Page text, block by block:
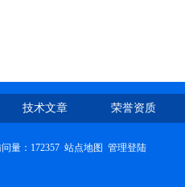
技术文章 荣誉资质
量：172357 站点地图 管理登陆